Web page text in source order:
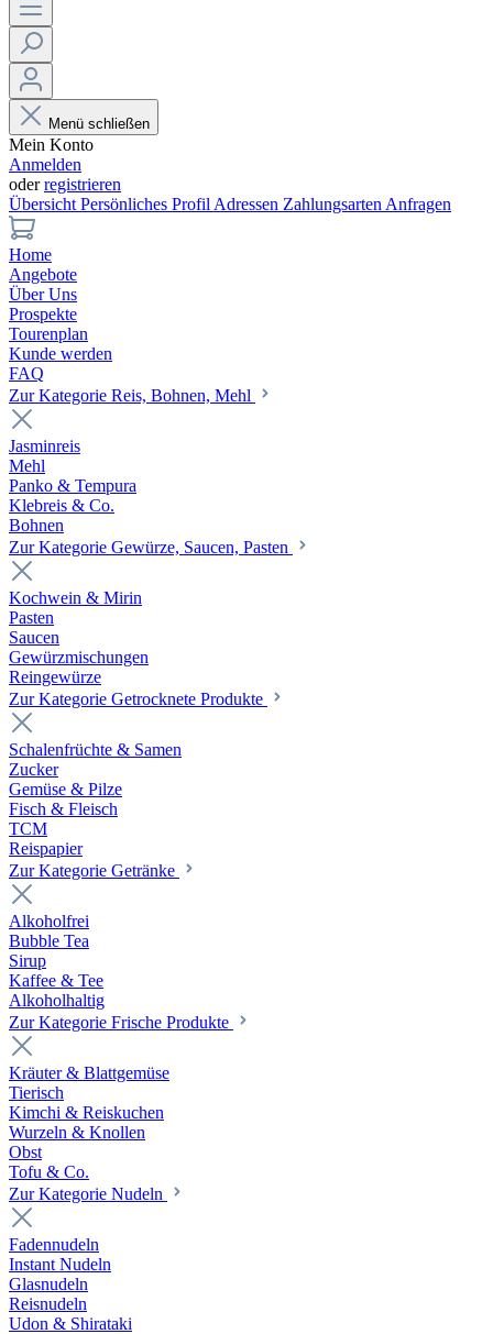
Menü schließen
Mein Konto
Anmelden
oderregistrieren
Übersicht Persönliches Profil Adressen Zahlungsarten Anfragen
Home
Angebote
Über Uns
Prospekte
Tourenplan
Kunde werden
FAQ
Zur Kategorie Reis, Bohnen, Mehl
Jasminreis
Mehl
Panko & Tempura
Klebreis & Co.
Bohnen
Zur Kategorie Gewürze, Saucen, Pasten
Kochwein & Mirin
Pasten
Saucen
Gewürzmischungen
Reingewürze
Zur Kategorie Getrocknete Produkte
Schalenfrüchte & Samen
Zucker
Gemüse & Pilze
Fisch & Fleisch
TCM
Reispapier
Zur Kategorie Getränke
Alkoholfrei
Bubble Tea
Sirup
Kaffee & Tee
Alkoholhaltig
Zur Kategorie Frische Produkte
Kräuter & Blattgemüse
Tierisch
Kimchi & Reiskuchen
Wurzeln & Knollen
Obst
Tofu & Co.
Zur Kategorie Nudeln
Fadennudeln
Instant Nudeln
Glasnudeln
Reisnudeln
Udon & Shirataki